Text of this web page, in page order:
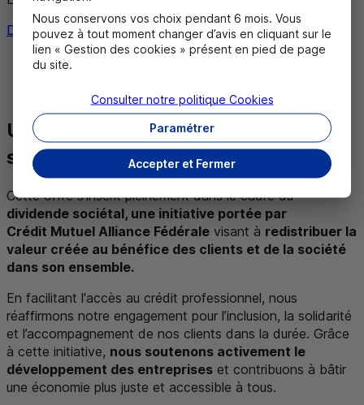
Découvrir
Souplesse : des prêts pour tous vos projets
Flexibilité : des modalités personnalisées
Un engagement fort, pour plus de
simplicité
Cette offre s’inscrit pleinement dans le cadre du
dividende sociétal, une initiative portée par
Crédit Mutuel Alliance Fédérale visant à redistribuer la
valeur créée au bénéfice des clients et de la société
dans son ensemble.
En facilitant l'accès au crédit professionnel, nous
réaffirmons notre engagement pour l’inclusion, la solidarité
et l’accompagnement de nos clients dans la durée. Grâce
à cette initiative, nous soutenons activement le
développement des entreprises et contribuons à bâtir
une économie plus juste et accessible à tous.
Nous conservons vos choix pendant 6 mois. Vous
pouvez à tout moment changer d’avis en cliquant sur le
lien « Gestion des cookies » présent en pied de page
du site.
Accepter et Fermer
Paramétrer
Consulter notre politique Cookies